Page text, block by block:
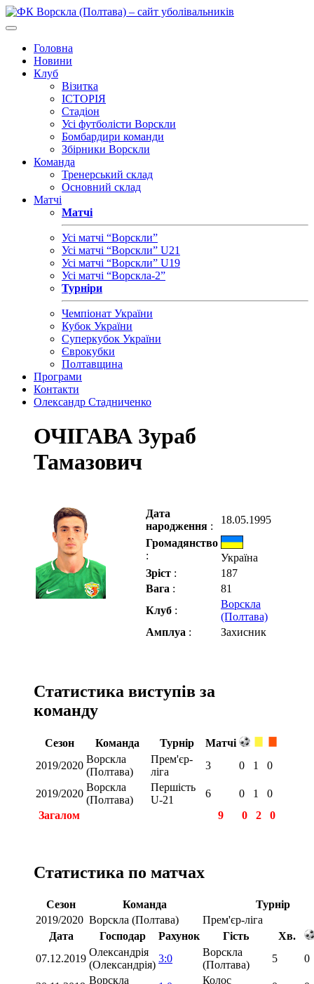
Головна
Новини
Клуб
Візитка
ІСТОРІЯ
Стадіон
Усі футболісти Ворскли
Бомбардири команди
Збірники Ворскли
Команда
Тренерський склад
Основний склад
Матчі
Матчі
Усі матчі “Ворскли”
Усі матчі “Ворскли” U21
Усі матчі “Ворскли” U19
Усі матчі “Ворскла-2”
Турніри
Чемпіонат України
Кубок України
Суперкубок України
Єврокубки
Полтавщина
Програми
Контакти
Олександр Стадниченко
ОЧІГАВА Зураб
Тамазович
Дата
народження :
18.05.1995
Громадянство
:
Україна
Зріст :
187
Вага :
81
Клуб :
Ворскла
(Полтава)
Амплуа : Захисник
Статистика виступів за
команду
Сезон Команда Турнір
Матчі
2019/2020
Ворскла
(Полтава)
Прем'єр-
ліга
3 0 1 0
2019/2020
Ворскла
(Полтава)
Першість
U-21
6 0 1
0
Загалом
9 0 2 0
Статистика по матчах
Сезон Команда
Турнір
2019/2020 Ворскла (Полтава)
Прем'єр-ліга
Дата
Господар Рахунок Гість
Хв.
07.12.2019
Олександрія
(Олександрія)
3:0
Ворскла
(Полтава)
5 0
Ворскла
Колос